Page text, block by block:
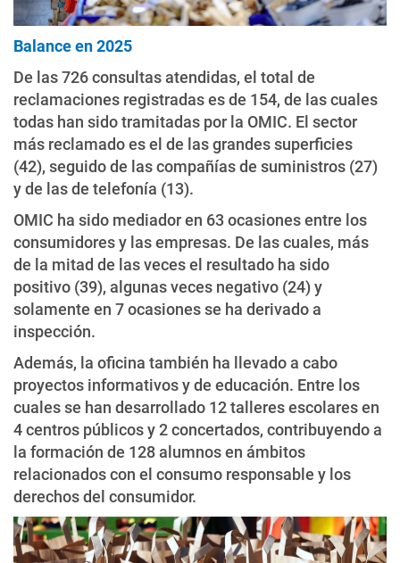
Balance en 2025
De las 726 consultas atendidas, el total de
reclamaciones registradas es de 154, de las cuales
todas han sido tramitadas por la OMIC. El sector
más reclamado es el de las grandes superficies
(42), seguido de las compañías de suministros (27)
y de las de telefonía (13).
OMIC ha sido mediador en 63 ocasiones entre los
consumidores y las empresas. De las cuales, más
de la mitad de las veces el resultado ha sido
positivo (39), algunas veces negativo (24) y
solamente en 7 ocasiones se ha derivado a
inspección.
Además, la oficina también ha llevado a cabo
proyectos informativos y de educación. Entre los
cuales se han desarrollado 12 talleres escolares en
4 centros públicos y 2 concertados, contribuyendo a
la formación de 128 alumnos en ámbitos
relacionados con el consumo responsable y los
derechos del consumidor.